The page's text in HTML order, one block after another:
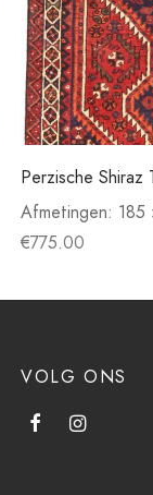
Perzische Shiraz
Afmetingen: 185
€775.00
VOLG ONS